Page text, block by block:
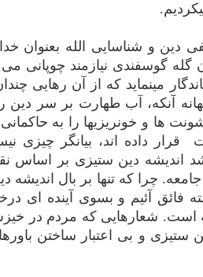
دین و شناسایی الله بعنوان
گله گوسفندی نیازمند چوپانی می
مینماید که از آن رهایی
آنکه، آب طهارت بر سر
ها و خونریزیها را به
قرار داده اند، بیانگر
اندیشه دین ستیزی بر اساس
چرا که تنها بر بال
فائق آئیم و بسوی آینده ای
است. شعارهایی که مردم در
ستیزی و بی اعتبار ساختن